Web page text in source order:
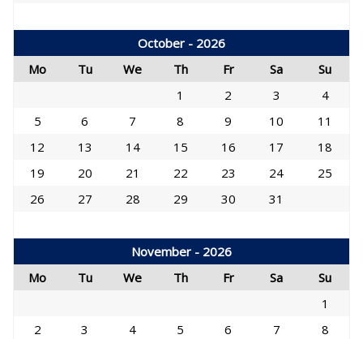
October - 2026
Mo
Tu We Th Fr Sa
Su
1
2 3
4
5
6 7 8 9 10
11
12
13 14 15 16 17
18
19
20 21 22 23 24
25
26
27 28 29 30 31
November - 2026
Mo
Tu We Th Fr Sa
Su
1
2
3 4 5 6 7
8